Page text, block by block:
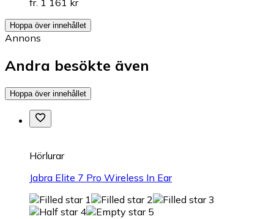
fr. 1 161 kr
Hoppa över innehållet
Annons
Andra besökte även
Hoppa över innehållet
Hörlurar
Jabra Elite 7 Pro Wireless In Ear